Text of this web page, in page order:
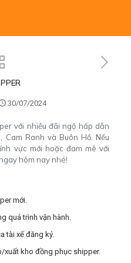
30/07/2024
với nhiều đãi ngộ hấp dẫn
Ranh và Buôn Hồ. Nếu
vực mới hoặc đam mê với
hôm nay nhé!
mới.
quá trình vận hành.
tài xế đăng ký.
xuất kho đồng phục shipper.